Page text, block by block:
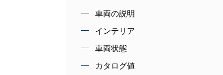
車両の説明
インテリア
車両状態
カタログ値